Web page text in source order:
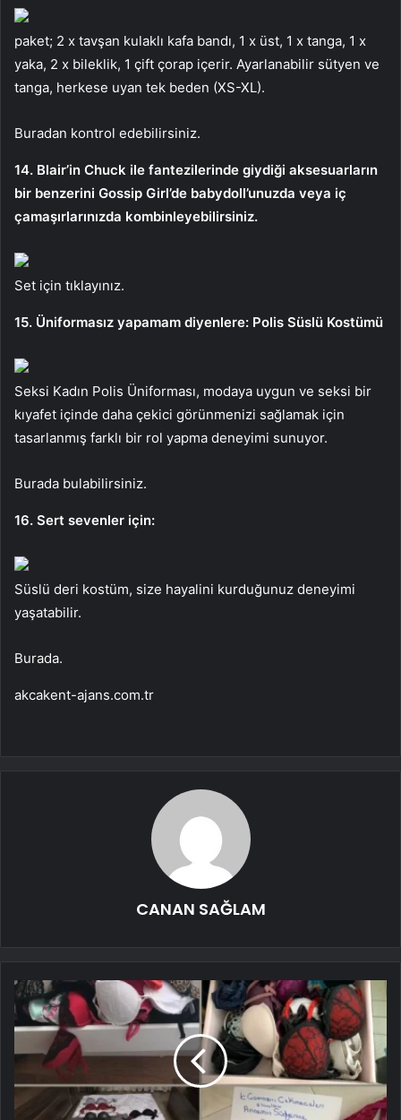
paket; 2 x tavşan kulaklı kafa bandı, 1 x üst, 1 x tanga, 1 x
yaka, 2 x bileklik, 1 çift çorap içerir. Ayarlanabilir sütyen ve
tanga, herkese uyan tek beden (XS-XL).
Buradan kontrol edebilirsiniz.
14. Blair’in Chuck ile fantezilerinde giydiği aksesuarların
bir benzerini Gossip Girl’de babydoll’unuzda veya iç
çamaşırlarınızda kombinleyebilirsiniz.
Set için tıklayınız.
15. Üniformasız yapamam diyenlere: Polis Süslü Kostümü
Seksi Kadın Polis Üniforması, modaya uygun ve seksi bir
kıyafet içinde daha çekici görünmenizi sağlamak için
tasarlanmış farklı bir rol yapma deneyimi sunuyor.
Burada bulabilirsiniz.
16. Sert sevenler için:
Süslü deri kostüm, size hayalini kurduğunuz deneyimi
yaşatabilir.
Burada.
akcakent-ajans.com.tr
CANAN SAĞLAM